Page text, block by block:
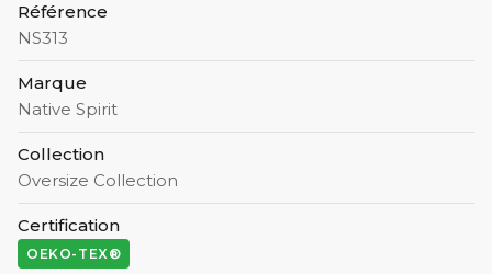
Référence
NS313
Marque
Native Spirit
Collection
Oversize Collection
Certification
OEKO-TEX®